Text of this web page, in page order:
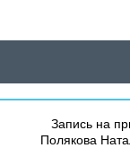
Запись на
Полякова